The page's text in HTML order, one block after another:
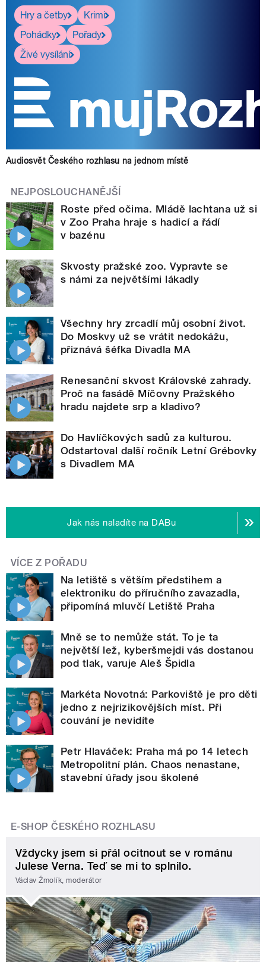
Hry a četby
Krimi
Pohádky
Pořady
Živé vysílání
Audiosvět Českého rozhlasu na jednom místě
NEJPOSLOUCHANĚJŠÍ
Roste před očima. Mládě lachtana už si
v Zoo Praha hraje s hadicí a řádí
v bazénu
Skvosty pražské zoo. Vypravte se
s námi za největšími lákadly
Všechny hry zrcadlí můj osobní život.
Do Moskvy už se vrátit nedokážu,
přiznává šéfka Divadla MA
Renesanční skvost Královské zahrady.
Proč na fasádě Míčovny Pražského
hradu najdete srp a kladivo?
Do Havlíčkových sadů za kulturou.
Odstartoval další ročník Letní Grébovky
s Divadlem MA
Jak nás naladíte na DABu
VÍCE Z POŘADU
Na letiště s větším předstihem a
elektroniku do příručního zavazadla,
připomíná mluvčí Letiště Praha
Mně se to nemůže stát. To je ta
největší lež, kyberšmejdi vás dostanou
pod tlak, varuje Aleš Špidla
Markéta Novotná: Parkoviště je pro děti
jedno z nejrizikovějších míst. Při
couvání je nevidíte
Petr Hlaváček: Praha má po 14 letech
Metropolitní plán. Chaos nenastane,
stavební úřady jsou školené
E-SHOP ČESKÉHO ROZHLASU
Vždycky jsem si přál ocitnout se v románu
Julese Verna. Teď se mi to splnilo.
Václav Žmolík, moderátor